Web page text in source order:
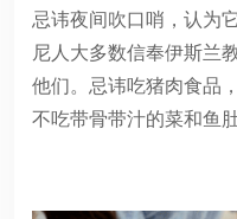
忌讳夜间吹口哨，认为
尼人大多数信奉伊斯兰
他们。忌讳吃猪肉食品
不吃带骨带汁的菜和鱼肚